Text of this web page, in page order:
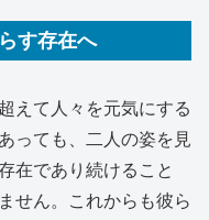
す存在へ
えて人々を元気にする
っても、二人の姿を見
在であり続けること
せん。これからも彼ら